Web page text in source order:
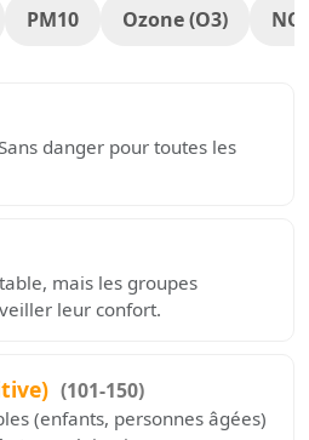
PM10 Ozone (O3)
danger pour toutes les
mais les groupes
leur confort.
(101-150)
(enfants, personnes âgées)